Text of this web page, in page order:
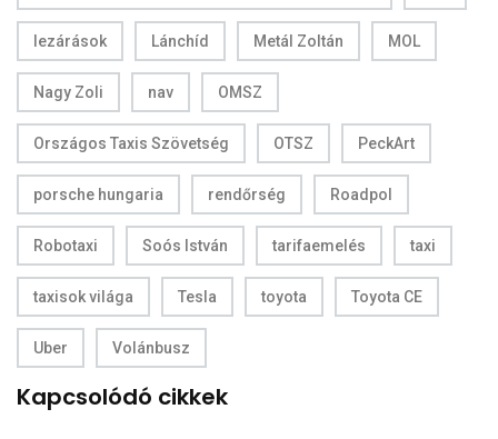
lezárások Lánchíd Metál Zoltán MOL
Nagy Zoli nav OMSZ
Országos Taxis Szövetség OTSZ PeckArt
porsche hungaria rendőrség Roadpol
Robotaxi Soós István tarifaemelés taxi
taxisok világa Tesla toyota Toyota CE
Uber Volánbusz
Kapcsolódó cikkek